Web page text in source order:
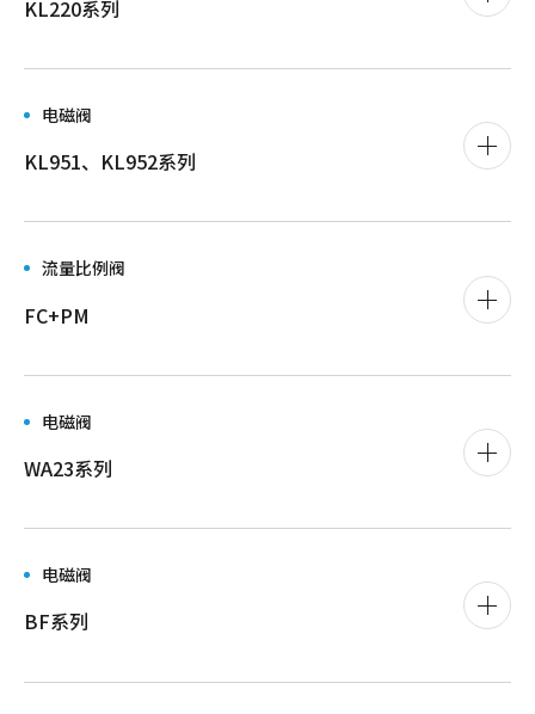
KL220系列
电磁阀
KL951、KL952系列
流量比例阀
FC+PM
电磁阀
WA23系列
电磁阀
BF系列